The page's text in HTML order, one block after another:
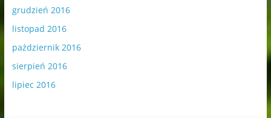
grudzień 2016
listopad 2016
październik 2016
sierpień 2016
lipiec 2016